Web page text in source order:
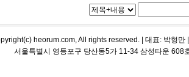
heorum.com, All rights reserved. | 대표: 박형
서울특별시 영등포구 당산동5가 11-34 삼성타운